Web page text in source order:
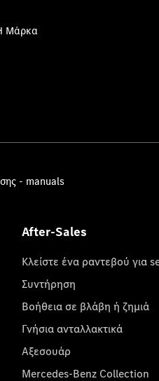
Μάρκα
- manuals
After-Sales
Κλείστε ένα ραντεβού για
Συντήρηση
Βοήθεια σε βλάβη ή ζημιά
Γνήσια ανταλλακτικά
Αξεσουάρ
Mercedes-Benz Collection